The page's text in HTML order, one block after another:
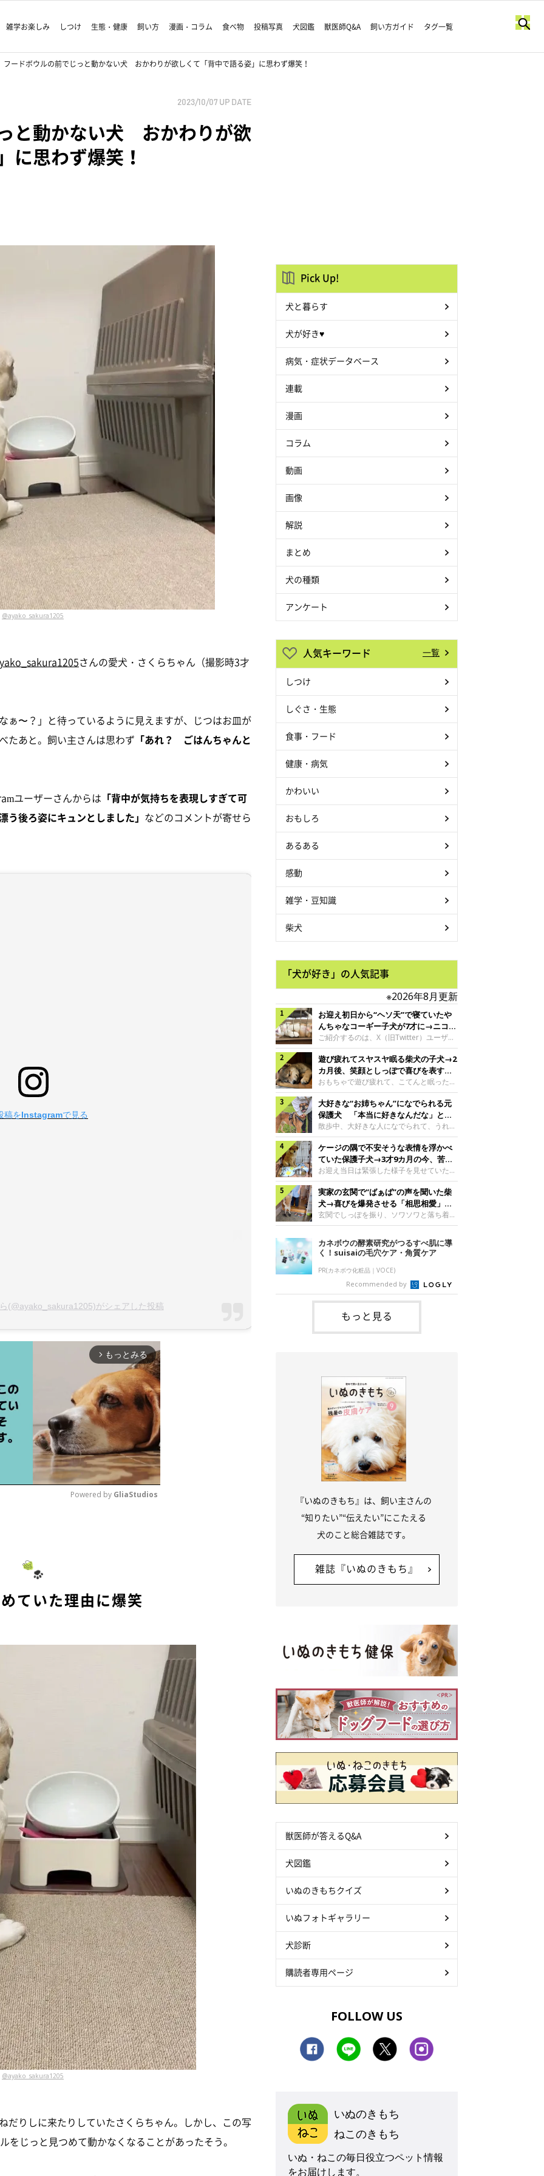
雑学お楽しみ しつけ 生態・健康 飼い方 漫画・コラム 食べ物 投稿写真 犬図鑑 獣医師Q&A 飼い方ガイド タグ一覧
フードボウルの前でじっと動かない犬 おかわりが欲しくて「背中で語る姿」に思わず爆笑！
2023/10/07 UP DATE
と動かない犬 おかわりが欲
に思わず爆笑！
@ayako_sakura1205
さんの愛犬・さくらちゃん（撮影時3才
ぁ〜？」と待っているように見えますが、じつはお皿が
たあと。飼い主さんは思わず 「あれ？ ごはんちゃんと
ユーザーさんからは 「背中が気持ちを表現しすぎて可
後ろ姿にキュンとしました」 などのコメントが寄せら
稿をInstagramで見る
(@ayako_sakura1205)がシェアした投稿
arrow_forward_ios もっとみる
Powered by GliaStudios
ていた理由に爆笑
@ayako_sakura1205
だりしに来たりしていたさくらちゃん。しかし、この写
じっと見つめて動かなくなることがあったそう。
Pick Up!
犬と暮らす
犬が好き♥
病気・症状データベース
連載
漫画
コラム
動画
画像
解説
まとめ
犬の種類
アンケート
人気キーワード 一覧
しつけ
しぐさ・生態
食事・フード
健康・病気
かわいい
おもしろ
あるある
感動
雑学・豆知識
柴犬
「犬が好き」の人気記事
※2026年8月更新
お迎え初日から“ヘソ天”で寝ていたや
んちゃなコーギー子犬が7才に→ニコニ
コ“コーギースマイル”が魅力のコに成
長！
ご紹介するのは、X（旧Twitter）ユーザー
＠Kus1oKg2vsgdWS2さんの愛犬でウェル
シュ・コーギー・ペンブロークの神楽ちゃ
ん。今年の8月で7才になるという神楽ちゃ
んですが、いったいどんな子犬時代を過ご
したのでしょうか。今回は、神楽ちゃんの
成長を飼い主さんと振り返ります！神楽ち
ゃんの成長について聞いた！お迎えから数
日後の神楽ちゃん（撮影時生後2カ月）＠
Kus1oKg2vsgdWS2――お迎え当初の神楽
ちゃんの様子について教えてください。飼
い主さん： 「お迎え当日から“ヘソ天”で寝
るようなコでし
遊び疲れてスヤスヤ眠る柴犬の子犬→2
カ月後、笑顔としっぽで喜びを表すコ
に成長！
おもちゃで遊び疲れて、こてんと眠った子
犬。あれから2カ月、表情や行動にさまざ
まな変化が見られるようになりました。遊
び疲れて眠る生後2カ月のなっちゃん遊び
疲れた様子のなっちゃん。@Pkndg_紹介
するのは、X（旧Twitter）ユーザー
@Pkndg_さんの愛犬・なっちゃん（取材
時、生後4カ月／柴犬）。こちらの写真
は、なっちゃんが生後2カ月のころに撮影
された一枚です。この日、なっちゃんは家
族と一緒におもちゃで遊んでいました。た
くさん遊んで疲れたのか、その後は眠り始
めたそうです。眠るなっちゃん。
@Pkndg_
大好きな“お姉ちゃん”になでられる元
保護犬 「本当に好きなんだな」と感
じる表情にほっこり
散歩中、大好きな人になでられて、うれし
そうな表情を見せる元保護犬。甘えるよう
な姿に、見ているこちらまでほっこりしま
す。大好きな“お姉ちゃん”に甘える小次郎
くん妹さんになでてもらい、うれしそうな
表情を見せる小次郎くん（2026年6月撮
影）。@mika_Jimmy紹介するのは、X（旧
Twitter）ユーザー@mika_Jimmyさんの愛
犬・小次郎くん（撮影時5才）。こちら
は、飼い主さんの妹さんと一緒に散歩をし
日、飼い主さんは実家から自宅へ帰る途
中、妹さんと公園で待ち合わせ
ケージの隅で不安そうな表情を浮かべ
ていた保護子犬→3才9カ月の今、苦手
を克服し頼もしいコに成長！
お迎え当日は緊張した様子を見せていた元
野犬の保護子犬。あれから約3年半、苦手
だったことを一つひとつ克服し、家族に寄
り添う姿を見せています。お迎え当日、ケ
ージの隅で不安そうにお迎え当日のシルビ
アちゃん。@nemonemotos今回紹介する
のは、X（旧Twitter）ユーザー
@nemonemotosさんの愛犬・シルビアち
ゃん（撮影当時、生後推定2カ月）。飼い
主さんが「#最初に撮った一枚」として投
稿した写真には、ケージの隅で不安そうな
表情を浮かべるシルビアちゃんの姿が写っ
ていました。こちらは、保護犬だったシル
実家の玄関で“ばぁば”の声を聞いた柴
犬→喜びを爆発させる「相思相愛」な
光景にほっこり
玄関でしっぽを振り、ソワソワと落ち着か
ない様子の柴犬。その先には、大好きな人
との再会が待っていました。玄関でソワソ
ワする福丸くんソワソワした様子を見せる
福丸くん。@totomo_fukumaru紹介する
のは、X（旧Twitter）ユーザー
@totomo_fukumaruさんが投稿していた
動画。玄関でしっぽを振っているのは、愛
犬・福丸くん（撮影時11才／柴犬）です。
何やらソワソワしている様子が印象的です
が、それにはほっこりする理由がありまし
た。 玄関で聞こえた、うれしい声ばぁば
カネボウの酵素研究がつるすべ肌に導
く！suisaiの毛穴ケア・角質ケア
PR(カネボウ化粧品｜VOCE)
Recommended by
もっと見る
『いぬのきもち』は、飼い主さんの
“知りたい”“伝えたい”にこたえる
犬のこと総合雑誌です。
雑誌『いぬのきもち』
獣医師が答えるQ&A
犬図鑑
いぬのきもちクイズ
いぬフォトギャラリー
犬診断
購読者専用ページ
FOLLOW US
いぬのきもち
ねこのきもち
いぬ・ねこの毎日役立つペット情報
をお届けします。